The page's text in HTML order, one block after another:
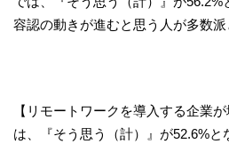
容認の動きが進むと思う人が多数派
【リモートワークを導入する企業
は、『そう思う（計）』が52.6%と